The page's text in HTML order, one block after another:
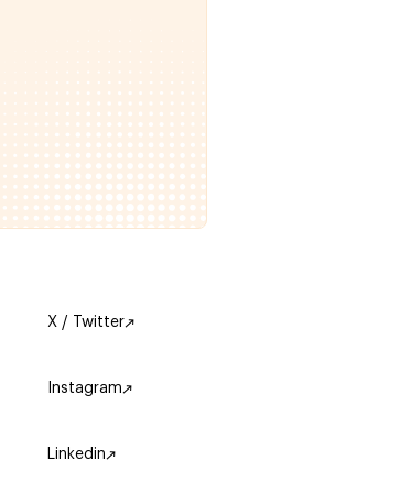
X / Twitter
Instagram
Linkedin